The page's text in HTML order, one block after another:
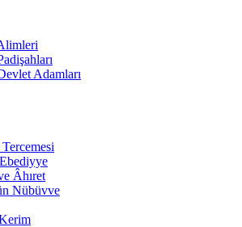
Adamları
Âhıret
Nübüvve